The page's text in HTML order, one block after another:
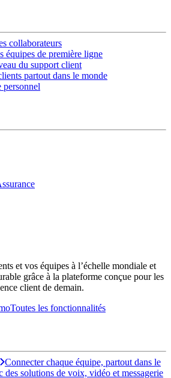
collaborateurs
équipes de première ligne
du support client
partout dans le monde
personnel
et vos équipes à l’échelle mondiale et
grâce à la plateforme conçue pour les
client de demain.
Toutes les fonctionnalités
Connecter chaque équipe, partout dans le
des solutions de voix, vidéo et messagerie